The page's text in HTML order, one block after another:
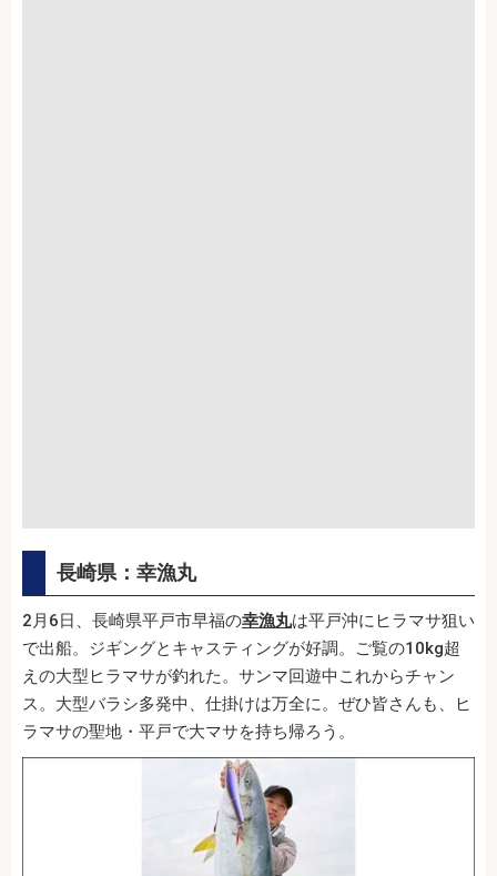
長崎県：幸漁丸
2月6日、長崎県平戸市早福の幸漁丸は平戸沖にヒラマサ狙い
で出船。ジギングとキャスティングが好調。ご覧の10kg超
えの大型ヒラマサが釣れた。サンマ回遊中これからチャン
ス。大型バラシ多発中、仕掛けは万全に。ぜひ皆さんも、ヒ
ラマサの聖地・平戸で大マサを持ち帰ろう。